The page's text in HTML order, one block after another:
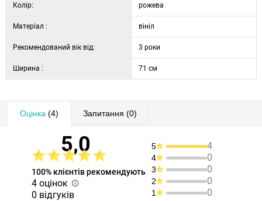
Колір: рожева
Матеріал : вініл
Рекомендований вік від: 3 роки
Ширина : 71 см
Оцінка (4) Запитання (0)
5,0
100% клієнтів рекомендують
4 оцінок
0 відгуків
5 4
4 0
3 0
2 0
1 0